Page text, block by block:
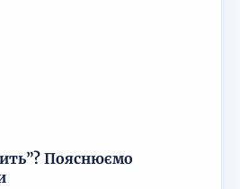
Пояснюємо